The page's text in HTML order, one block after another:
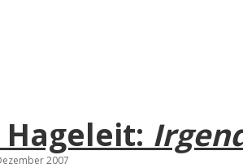
Hageleit:
2007